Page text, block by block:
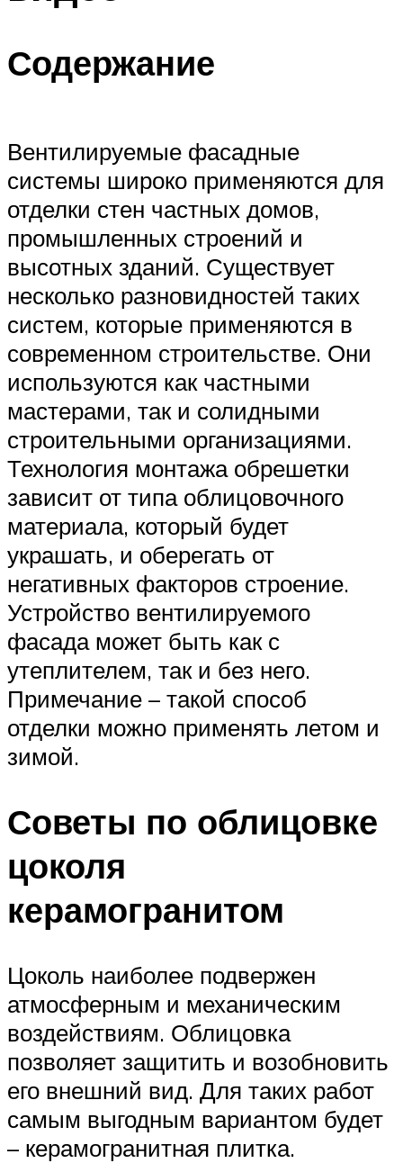
Содержание
Вентилируемые фасадные
системы широко применяются для
отделки стен частных домов,
промышленных строений и
высотных зданий. Существует
несколько разновидностей таких
систем, которые применяются в
современном строительстве. Они
используются как частными
мастерами, так и солидными
строительными организациями.
Технология монтажа обрешетки
зависит от типа облицовочного
материала, который будет
украшать, и оберегать от
негативных факторов строение.
Устройство вентилируемого
фасада может быть как с
утеплителем, так и без него.
Примечание – такой способ
отделки можно применять летом и
зимой.
Советы по облицовке
цоколя
керамогранитом
Цоколь наиболее подвержен
атмосферным и механическим
воздействиям. Облицовка
позволяет защитить и возобновить
его внешний вид. Для таких работ
самым выгодным вариантом будет
– керамогранитная плитка.